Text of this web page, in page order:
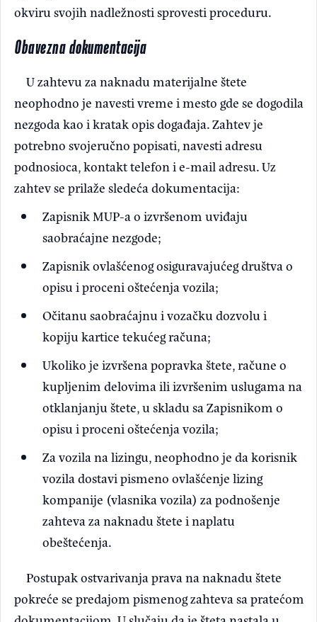
okviru svojih nadležnosti sprovesti proceduru.
Obavezna dokumentacija
U zahtevu za naknadu materijalne štete
neophodno je navesti vreme i mesto gde se dogodila
nezgoda kao i kratak opis događaja. Zahtev je
potrebno svojeručno popisati, navesti adresu
podnosioca, kontakt telefon i e-mail adresu. Uz
zahtev se prilaže sledeća dokumentacija:
Zapisnik MUP-a o izvršenom uviđaju
saobraćajne nezgode;
Zapisnik ovlašćenog osiguravajućeg društva o
opisu i proceni oštećenja vozila;
Očitanu saobraćajnu i vozačku dozvolu i
kopiju kartice tekućeg računa;
Ukoliko je izvršena popravka štete, račune o
kupljenim delovima ili izvršenim uslugama na
otklanjanju štete, u skladu sa Zapisnikom o
opisu i proceni oštećenja vozila;
Za vozila na lizingu, neophodno je da korisnik
vozila dostavi pismeno ovlašćenje lizing
kompanije (vlasnika vozila) za podnošenje
zahteva za naknadu štete i naplatu
obeštećenja.
Postupak ostvarivanja prava na naknadu štete
pokreće se predajom pismenog zahteva sa pratećom